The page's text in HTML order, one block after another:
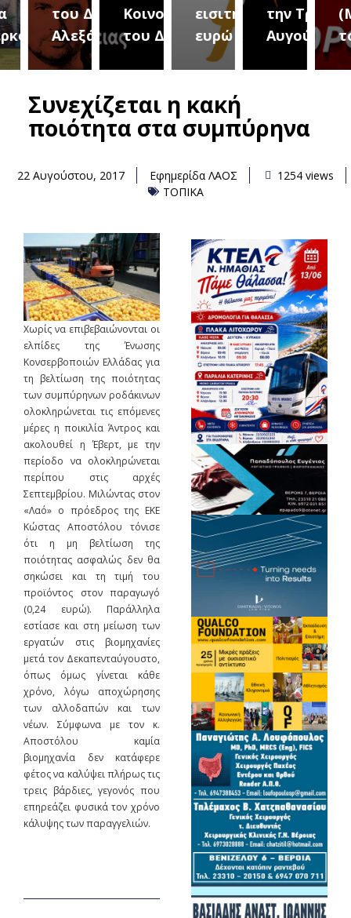
του Δήμου
Αλεξάνδρειας
Κοινοτήτων
του Δήμου
εισιτήριο 2
ευρώ
την Τρίτη 18
Αυγούστουτου
Συνεχίζεται η κακή
ποιότητα στα συμπύρηνα
22 Αυγούστου, 2017 Εφημερίδα ΛΑΟΣ
1254 views
ΤΟΠΙΚΑ
Χωρίς να επιβεβαιώνονται οι
ελπίδες της Ένωσης
Κονσερβοποιών Ελλάδας για
τη βελτίωση της ποιότητας
των συμπύρηνων ροδάκινων
ολοκληρώνεται τις επόμενες
μέρες η ποικιλία Άντρος και
ακολουθεί η Έβερτ, με την
περίοδο να ολοκληρώνεται
περίπου στις αρχές
Σεπτεμβρίου. Μιλώντας στον
«Λαό» ο πρόεδρος της ΕΚΕ
Κώστας Αποστόλου τόνισε
ότι η μη βελτίωση της
ποιότητας ασφαλώς δεν θα
σηκώσει και τη τιμή του
προϊόντος στον παραγωγό
(0,24 ευρώ). Παράλληλα
εστίασε και στη μείωση των
εργατών στις βιομηχανίες
μετά τον Δεκαπενταύγουστο,
όπως όμως γίνεται κάθε
χρόνο, λόγω αποχώρησης
των αλλοδαπών και των
νέων. Σύμφωνα με τον κ.
Αποστόλου καμία
βιομηχανία δεν κατάφερε
φέτος να καλύψει πλήρως τις
τρεις βάρδιες, γεγονός που
επηρεάζει φυσικά τον χρόνο
κάλυψης των παραγγελιών.